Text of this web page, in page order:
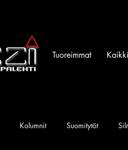
Tuoreimmat
Kolumnit Suomitytöt